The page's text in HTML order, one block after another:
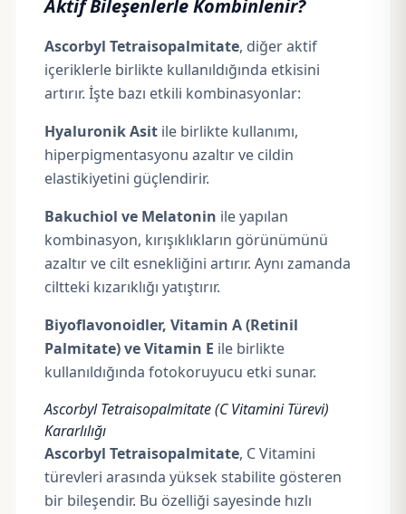
Aktif Bileşenlerle Kombinlenir?
Ascorbyl Tetraisopalmitate, diğer aktif
içeriklerle birlikte kullanıldığında etkisini
artırır. İşte bazı etkili kombinasyonlar:
Hyaluronik Asit ile birlikte kullanımı,
hiperpigmentasyonu azaltır ve cildin
elastikiyetini güçlendirir.
Bakuchiol ve Melatonin ile yapılan
kombinasyon, kırışıklıkların görünümünü
azaltır ve cilt esnekliğini artırır. Aynı zamanda
ciltteki kızarıklığı yatıştırır.
Biyoflavonoidler, Vitamin A (Retinil
Palmitate) ve Vitamin E ile birlikte
kullanıldığında fotokoruyucu etki sunar.
Ascorbyl Tetraisopalmitate (C Vitamini Türevi)
Kararlılığı
Ascorbyl Tetraisopalmitate, C Vitamini
türevleri arasında yüksek stabilite gösteren
bir bileşendir. Bu özelliği sayesinde hızlı